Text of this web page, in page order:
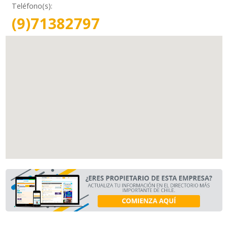
Teléfono(s):
(9)71382797